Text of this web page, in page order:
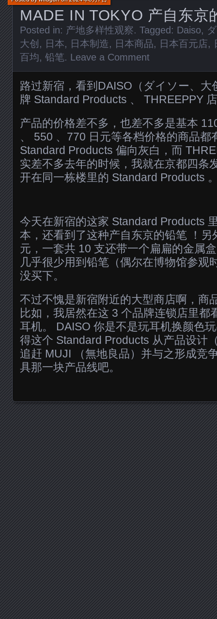
MADE IN TOKYO 产自东京
Posted in: 产地多样性观察. Tagged: Daiso,
大创 , 日本, 日本制造, 日本商品, 日本百元店,
百均, 铅笔. Leave a Comment
路过新宿，看到DAISO（ダイソー、大
牌 Standard Products 、 THREEPPY
产品的价格差不多，也差不多是基本
、 550 、770 日元等各档价格的商品都
Standard Products 偏向灰白，而
实差不多去年的时候，我就在京都四条
开在同一栋楼里的 Standard Products
今天在新宿的这家 Standard Products
本，还看到了这种产自东京的铅笔 ！
元，一套共 10 支还带一个扁扁的金属
几乎很少用到铅笔（偶尔在博物馆参观
没买下。
不过不愧是新宿附近的大型商店啊，商
比如，我居然在这 3 个品牌连锁店里都
耳机。 DAISO 你是不是玩耳机换颜色
得这个 Standard Products 从产品设计
追赶 MUJI （無地良品）并与之形成竞
具那一块产品线吧。